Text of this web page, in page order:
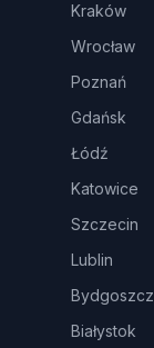
Kraków
Wrocław
Poznań
Gdańsk
Łódź
Katowice
Szczecin
Lublin
Bydgoszcz
Białystok